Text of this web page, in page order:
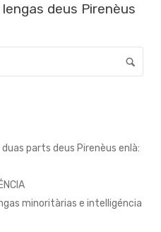
deus Pirenèus
duas parts deus Pirenèus enlà:
minoritàrias e intelligéncia